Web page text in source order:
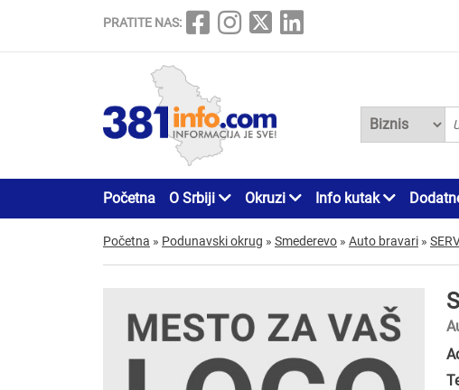
PRATITE NAS:
Početna O Srbiji Okruzi Info kutak
Početna » Podunavski okrug » Smederevo » Auto bravari »